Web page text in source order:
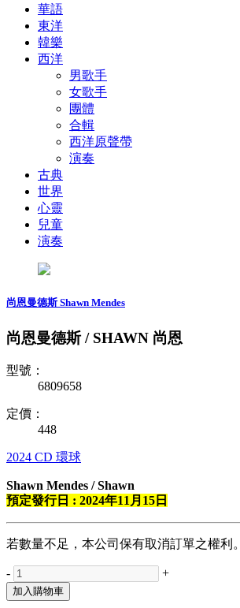
華語
東洋
韓樂
西洋
男歌手
女歌手
團體
合輯
西洋原聲帶
演奏
古典
世界
心靈
兒童
演奏
尚恩曼德斯 Shawn Mendes
尚恩曼德斯 / SHAWN 尚恩
型號：
6809658
定價：
448
2024 CD 環球
Shawn Mendes / Shawn
預定發行日 : 2024年11月15日
若數量不足，本公司保有取消訂單之權利。
- +
加入購物車